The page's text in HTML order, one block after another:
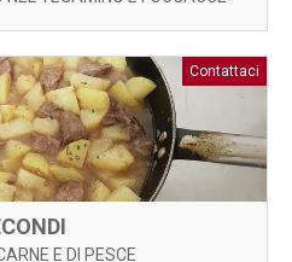
E DI PESCE
Contattaci